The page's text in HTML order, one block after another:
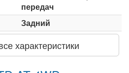
передач
Задний
характеристики